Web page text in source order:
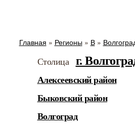
Главная » Регионы» В»
Столица г.
Алексеевский район
Быковский район
Волгоград